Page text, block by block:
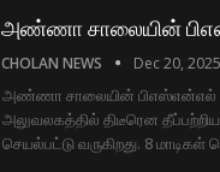
அண்ணா சாலையின்
CHOLAN NEWS Dec 20, 2025
அண்ணா சாலையின் பிஎஸ்என்எல்
அலுவலகத்தில் திடீரென
செயல்பட்டு வருகிறது. 8